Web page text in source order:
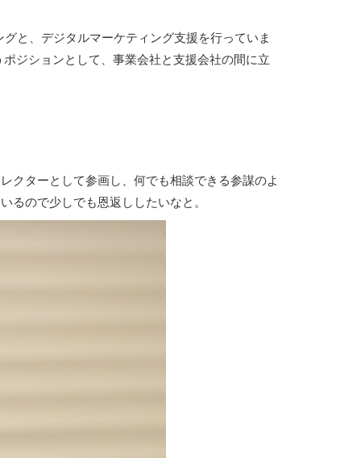
と、デジタルマーケティング支援を行っていま
ジションとして、事業会社と支援会社の間に立
ターとして参画し、何でも相談できる参謀のよ
ので少しでも恩返ししたいなと。